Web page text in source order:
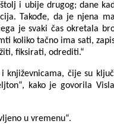
i ubije drugog; dane
Takođe, da je njena
je svaki čas okretala
koliko tačno ima sati,
fiksirati, odrediti.“
književnicama, čije su
kako je govorila
u vremenu“.